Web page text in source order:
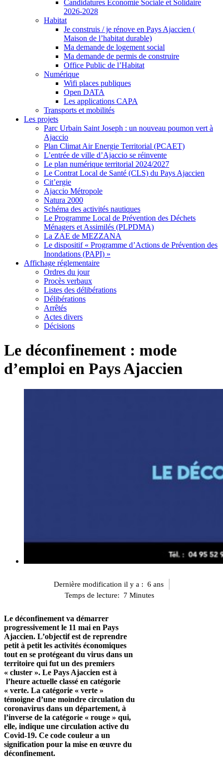
Candidatures Economie Sociale et Solidaire
2026-2028
Habitat
Je construis / je rénove en Pays Ajaccien (
Maison de l’habitat durable)
Ma demande de logement social
Ma demande de permis de construire
Office Public de l’Habitat
Numérique
Wifi places publiques
Open DATA
Les applications CAPA
Transports et mobilités
Les projets
Parc Urbain Saint Joseph : un nouveau poumon vert à
Ajaccio
Plan Climat Air Energie Territorial (PCAET)
L’entrée de ville d’Ajaccio se réinvente
Le plan numérique territorial 2024/2027
Le Contrat Local de Santé (CLS) du Pays Ajaccien
Cit’ergie
Ajaccio Métropole
Natura 2000
Schéma des activités nautiques
Le Programme Local de Prévention des Déchets
Ménagers et Assimilés (PLPDMA)
La ZAE de MEZZANA
Le dispositif « Programme d’Actions de Prévention des
Inondations (PAPI) »
Affichage réglementaire
Ordres du jour
Procès verbaux
Listes des délibérations
Délibérations
Arrêtés
Actes divers
Décisions
Le déconfinement : mode
d’emploi en Pays Ajaccien
Dernière modification il y a : 6 ans
Temps de lecture:
7 Minutes
Le déconfinement va démarrer
progressivement le 11 mai en Pays
Ajaccien. L’objectif est de reprendre
petit à petit les activités économiques
tout en se protégeant du virus dans un
territoire qui fut un des premiers
« cluster ». Le Pays Ajaccien est à
l’heure actuelle classé en catégorie
« verte. La catégorie « verte »
témoigne d’une moindre circulation du
coronavirus dans un département, à
l’inverse de la catégorie « rouge » qui,
elle, indique une circulation active du
Covid-19. Ce code couleur a un
signification pour la mise en œuvre du
déconfinement.